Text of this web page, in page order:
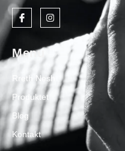
Menu
Rreth Nesh
Produktet
Blog
Kontakt